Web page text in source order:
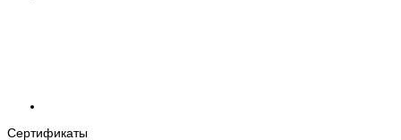
Сертификаты